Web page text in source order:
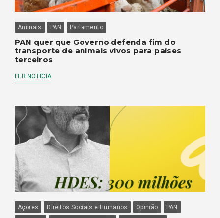
Animais PAN Parlamento
PAN quer que Governo defenda fim do
transporte de animais vivos para países
terceiros
LER NOTÍCIA
Açores Direitos Sociais e Humanos Opinião
PAN